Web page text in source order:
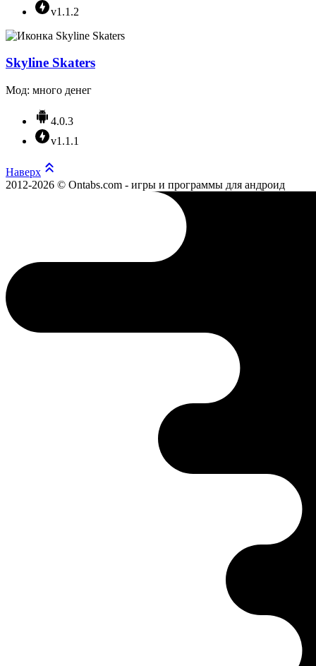
v1.1.2
Skyline Skaters
Мод: много денег
4.0.3
v1.1.1
Наверх
2012-2026 © Ontabs.com - игры и программы для андроид